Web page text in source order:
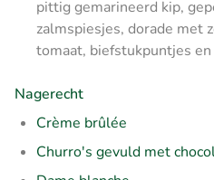
pittig gemarineerd kip,
zalmspiesjes, dorade met
tomaat, biefstukpuntjes
Nagerecht
Crème brûlée
Churro's gevuld met